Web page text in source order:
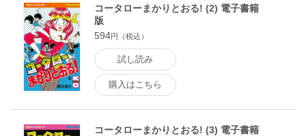
コータローまかりとおる! (2) 電子書籍
版
594円（税込）
試し読み
購入はこちら
コータローまかりとおる! (3) 電子書籍